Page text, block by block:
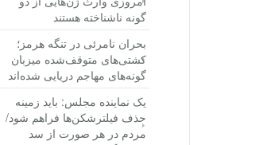
گونه ناشناخته هستند
بحران نامرئی در تنگه هرمز؛
کشتی‌های متوقف‌شده میزبان
گونه‌های مهاجم دریایی شده‌اند
یک نماینده مجلس: باید زمینه
حذف فیلترشکن‌ها فراهم شود/
مردم در هر صورت از سد